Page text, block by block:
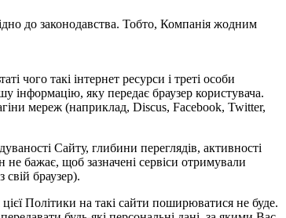
до законодавства. Тобто, Компанія жодним
чого такі інтернет ресурси і треті особи
інформацію, яку передає браузер користувача.
мереж (наприклад, Discus, Facebook, Twitter,
Сайту, глибини переглядів, активності
не бажає, щоб зазначені сервіси отримували
браузер).
Політики на такі сайти поширюватися не буде.